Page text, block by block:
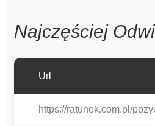
Najczęściej
Url
https://ratunek.com.pl/